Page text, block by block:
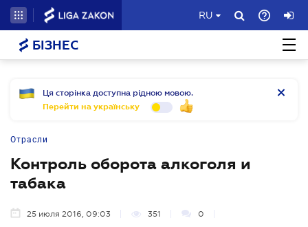
RU
БІЗНЕС
Ця сторінка доступна рідною мовою.
Перейти на українську
Отрасли
Контроль оборота алкоголя и
табака
25 июля 2016, 09:03 351 0